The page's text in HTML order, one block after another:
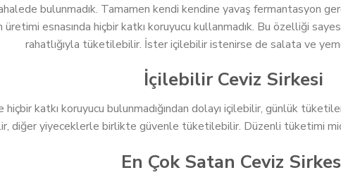
bulunmadık. Tamamen kendi kendine yavaş fermantasyon
üretimi esnasında hiçbir katkı koruyucu kullanmadık. Bu özelliği
rahatlığıyla tüketilebilir. İster içilebilir istenirse de salata ve
İçilebilir Ceviz Sirkesi
hiçbir katkı koruyucu bulunmadığından dolayı içilebilir, günlük
diğer yiyeceklerle birlikte güvenle tüketilebilir. Düzenli tüketimi
En Çok Satan Ceviz